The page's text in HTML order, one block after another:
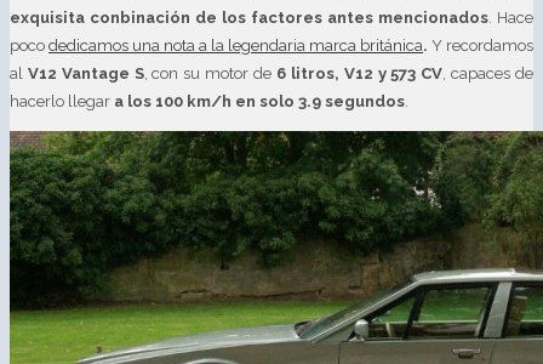
exquisita conbinación de los factores antes mencionados . Hace
poco dedicamos una nota a la legendaria marca británica. Y recordamos
al V12 Vantage S, con su motor de 6 litros, V12 y 573 CV , capaces de
hacerlo llegar a los 100 km/h en solo 3.9 segundos